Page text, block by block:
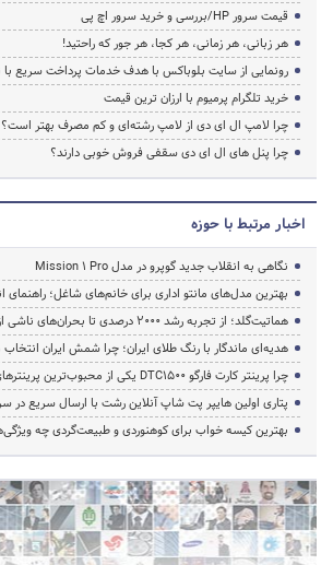
قیمت سرور HP/بررسی و خرید سرور اچ پی
هر زبانی، هر زمانی، هر کجا، هر جور که راحتید!
رونمایی از سایت بلوباکس با هدف خدمات پرداخت سریع با
خرید تلگرام پرمیوم با ارزان ترین قیمت
چرا لامپ ال ای دی از لامپ رشته‌ای و کم مصرف بهتر است؟
چرا پنل های ال ای دی سقفی فروش خوبی دارند؟
اخبار مرتبط با حوزه
نگاهی به انقلاب جدید گوپرو در مدل Mission 1 Pro
بهترین مدل‌های مانتو اداری برای خانم‌های شاغل؛ راهنمای
هماتیت‌گلد؛ از تجربه رشد ۲۰۰۰ درصدی تا بحران‌های ناشی از جنگ
هدیه‌ای ماندگار با رنگ طلای ایران؛ چرا شمش ایران
چرا پرینتر کارت فارگو DTC1500 یکی از محبوب‌ترین پرینترهای کارت دنیا است؟
پتاری اولین هایپر پت شاپ آنلاین رشت با ارسال سریع در
بهترین کیسه خواب برای کوهنوردی و طبیعت‌گردی چه